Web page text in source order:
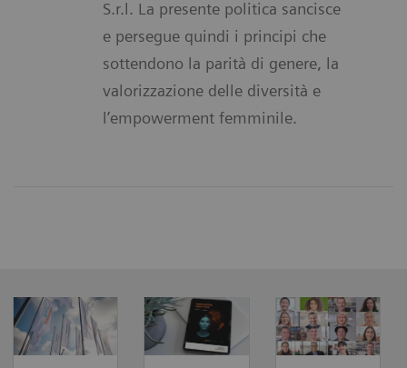
S.r.l. La presente politica sancisce
e persegue quindi i principi che
sottendono la parità di genere, la
valorizzazione delle diversità e
l’empowerment femminile.